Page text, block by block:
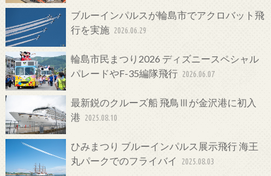
ブルーインパルスが輪島市でアクロバット飛
行を実施 2026.06.29
輪島市民まつり2026 ディズニースペシャル
パレードやF-35編隊飛行 2026.06.07
最新鋭のクルーズ船 飛鳥Ⅲが金沢港に初入
港 2025.08.10
ひみまつり ブルーインパルス展示飛行 海王
丸パークでのフライバイ
2025.08.03